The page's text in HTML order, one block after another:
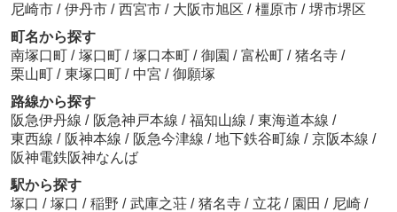
尼崎市 / 伊丹市 / 西宮市 / 大阪市旭区 / 橿原市 / 堺市堺区
町名から探す
南塚口町 / 塚口町 / 塚口本町 / 御園 / 富松町 / 猪名寺 /
栗山町 / 東塚口町 / 中宮 / 御願塚
路線から探す
阪急伊丹線 / 阪急神戸本線 / 福知山線 / 東海道本線 /
東西線 / 阪神本線 / 阪急今津線 / 地下鉄谷町線 / 京阪本線 /
阪神電鉄阪神なんば
駅から探す
塚口 / 塚口 / 稲野 / 武庫之荘 / 猪名寺 / 立花 / 園田 / 尼崎 /